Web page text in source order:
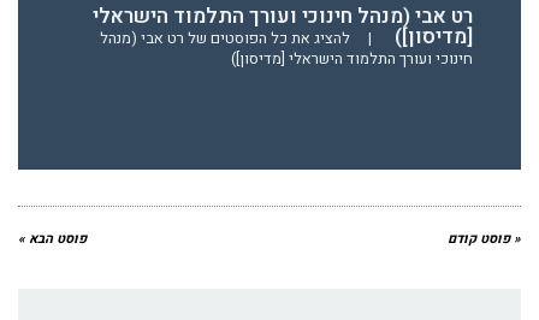
רט אבי (מנהל חינוכי ועורך התלמוד הישראלי
[מדיסון]) |
להציג את כל הפוסטים של רט אבי (מנהל
חינוכי ועורך התלמוד הישראלי [מדיסון])
« פוסט קודם פוסט הבא »